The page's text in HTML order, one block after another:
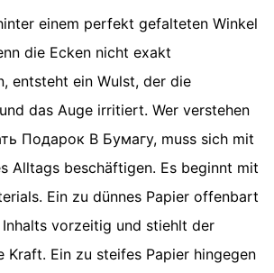
einem perfekt gefalteten Winkel
die Ecken nicht exakt
entsteht ein Wulst, der die
das Auge irritiert. Wer verstehen
Подарок В Бумагу, muss sich mit
Alltags beschäftigen. Es beginnt mit
Ein zu dünnes Papier offenbart
vorzeitig und stiehlt der
Kraft. Ein zu steifes Papier hingegen